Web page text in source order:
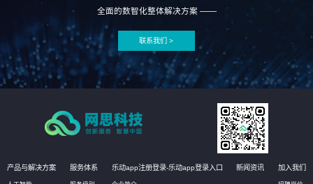
全面的数智化整体解决方案 ——
联系我们 >
产品与解决方案 服务体系 乐动app注册登录-乐动app登录入口 新闻资讯 加入我们